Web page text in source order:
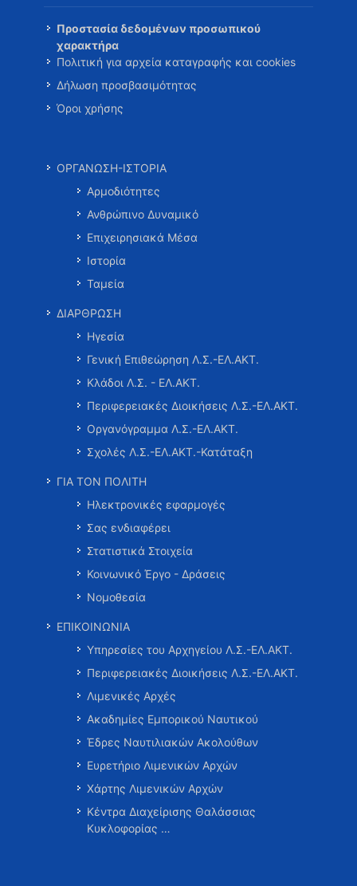
Προστασία δεδομένων προσωπικού
χαρακτήρα
Πολιτική για αρχεία καταγραφής και cookies
Δήλωση προσβασιμότητας
Όροι χρήσης
ΟΡΓΑΝΩΣΗ-ΙΣΤΟΡΙΑ
Αρμοδιότητες
Ανθρώπινο Δυναμικό
Επιχειρησιακά Μέσα
Ιστορία
Ταμεία
ΔΙΑΡΘΡΩΣΗ
Ηγεσία
Γενική Επιθεώρηση Λ.Σ.-ΕΛ.ΑΚΤ.
Κλάδοι Λ.Σ. - ΕΛ.ΑΚΤ.
Περιφερειακές Διοικήσεις Λ.Σ.-ΕΛ.ΑΚΤ.
Οργανόγραμμα Λ.Σ.-ΕΛ.ΑΚΤ.
Σχολές Λ.Σ.-ΕΛ.ΑΚΤ.-Κατάταξη
ΓΙΑ ΤΟΝ ΠΟΛΙΤΗ
Ηλεκτρονικές εφαρμογές
Σας ενδιαφέρει
Στατιστικά Στοιχεία
Κοινωνικό Έργο - Δράσεις
Νομοθεσία
ΕΠΙΚΟΙΝΩΝΙΑ
Υπηρεσίες του Αρχηγείου Λ.Σ.-ΕΛ.ΑΚΤ.
Περιφερειακές Διοικήσεις Λ.Σ.-ΕΛ.ΑΚΤ.
Λιμενικές Αρχές
Ακαδημίες Εμπορικού Ναυτικού
Έδρες Ναυτιλιακών Ακολούθων
Ευρετήριο Λιμενικών Αρχών
Χάρτης Λιμενικών Αρχών
Κέντρα Διαχείρισης Θαλάσσιας
Κυκλοφορίας …